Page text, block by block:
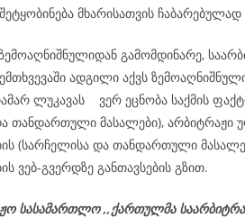
მხარისათვის
გამომდინარე,
ადგილი აქვს
ლუკავას ვერ ეცნობა საქმის
თანდართული მასალები), არბიტრაჟი
(სარჩელისა და თანდართული
ვებ-გვერდზე განთავსების გზით.
სასამართლო ,,ქართულმა